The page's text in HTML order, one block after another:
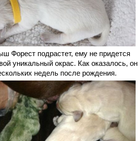
Форест подрастет, ему не придется
уникальный окрас. Как оказалось, он
недель после рождения.